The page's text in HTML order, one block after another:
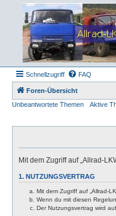
Schnellzugriff FAQ
Foren-Übersicht
Unbeantwortete Themen
Aktive
Mit dem Zugriff auf „Allrad-
1. NUTZUNGSVERTRAG
Mit dem Zugriff auf „Allrad-
Wenn du mit diesen
Der Nutzungsvertrag wird